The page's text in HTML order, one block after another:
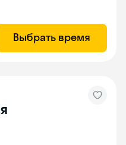
Выбрать время